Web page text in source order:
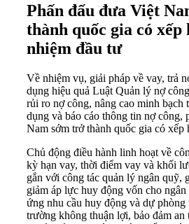
Phấn đấu đưa Việt
thành quốc gia có xếp
nhiệm đầu tư
Về nhiệm vụ, giải pháp về vay, trả
dụng hiệu quả Luật Quản lý nợ
rủi ro nợ công, nâng cao minh bạch
dụng và báo cáo thông tin nợ công,
Nam sớm trở thành quốc gia có xếp
Chủ động điều hành linh hoạt về
kỳ hạn vay, thời điểm vay và khối
gắn với công tác quản lý ngân quỹ,
giảm áp lực huy động vốn cho ngân
ứng nhu cầu huy động và dự
trường không thuận lợi, bảo đảm an